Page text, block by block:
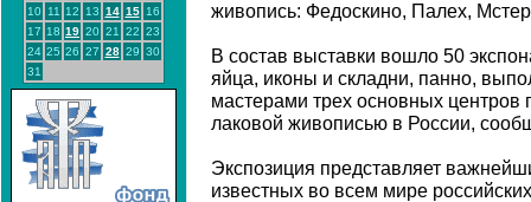
10
11 12 13 14 15 16
17 18 19 20 21 22 23
24 25 26 27 28 29 30
31
живопись: Федоскино, Палех,
В состав выставки вошло 50
яйца, иконы и складни, панно,
мастерами трех основных центров
лаковой живописью в России,
Экспозиция представляет
известных во всем мире